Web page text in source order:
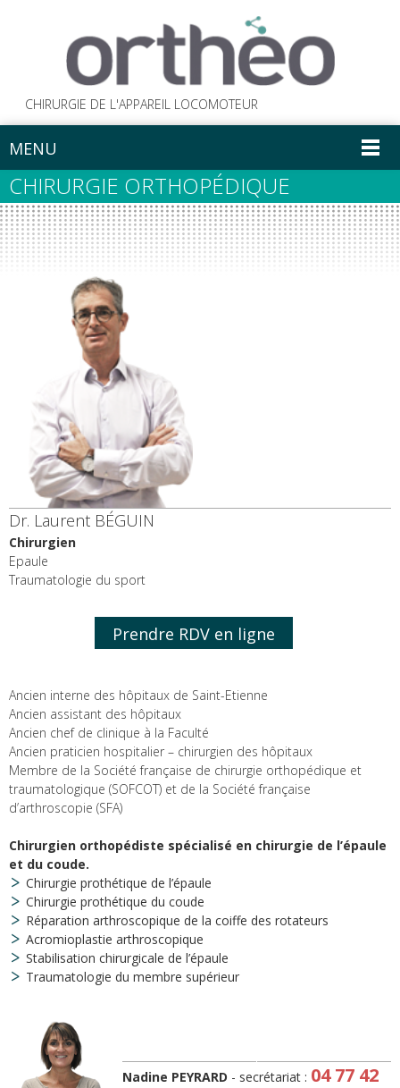
CHIRURGIE DE L'APPAREIL LOCOMOTEUR
MENU
CHIRURGIE ORTHOPÉDIQUE
Dr. Laurent BÉGUIN
Chirurgien
Epaule
Traumatologie du sport
Prendre RDV en ligne
Ancien interne des hôpitaux de Saint-Etienne
Ancien assistant des hôpitaux
Ancien chef de clinique à la Faculté
Ancien praticien hospitalier – chirurgien des hôpitaux
Membre de la Société française de chirurgie orthopédique et
traumatologique (SOFCOT) et de la Société française
d’arthroscopie (SFA)
Chirurgien orthopédiste spécialisé en chirurgie de l’épaule
et du coude.
Chirurgie prothétique de l’épaule
Chirurgie prothétique du coude
Réparation arthroscopique de la coiffe des rotateurs
Acromioplastie arthroscopique
Stabilisation chirurgicale de l’épaule
Traumatologie du membre supérieur
Nadine PEYRARD - secrétariat : 04 77 42